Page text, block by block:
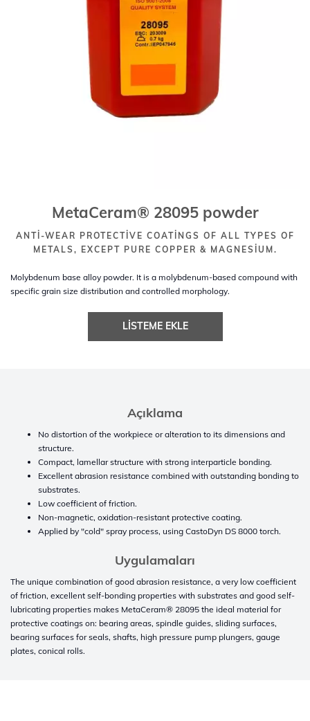
MetaCeram® 28095 powder
ANTI-WEAR PROTECTIVE COATINGS OF ALL TYPES OF
METALS, EXCEPT PURE COPPER & MAGNESIUM.
Molybdenum base alloy powder. It is a molybdenum-based compound with
specific grain size distribution and controlled morphology.
LISTEME EKLE
Açıklama
No distortion of the workpiece or alteration to its dimensions and
structure.
Compact, lamellar structure with strong interparticle bonding.
Excellent abrasion resistance combined with outstanding bonding to
substrates.
Low coefficient of friction.
Non-magnetic, oxidation-resistant protective coating.
Applied by "cold" spray process, using CastoDyn DS 8000 torch.
Uygulamaları
The unique combination of good abrasion resistance, a very low coefficient
of friction, excellent self-bonding properties with substrates and good self-
lubricating properties makes MetaCeram® 28095 the ideal material for
protective coatings on: bearing areas, spindle guides, sliding surfaces,
bearing surfaces for seals, shafts, high pressure pump plungers, gauge
plates, conical rolls.